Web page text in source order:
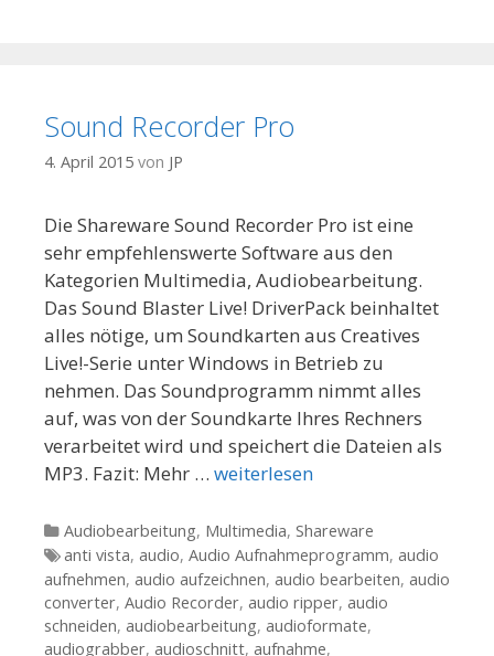
Sound Recorder Pro
4. April 2015 von JP
Die Shareware Sound Recorder Pro ist eine
sehr empfehlenswerte Software aus den
Kategorien Multimedia, Audiobearbeitung.
Das Sound Blaster Live! DriverPack beinhaltet
alles nötige, um Soundkarten aus Creatives
Live!-Serie unter Windows in Betrieb zu
nehmen. Das Soundprogramm nimmt alles
auf, was von der Soundkarte Ihres Rechners
verarbeitet wird und speichert die Dateien als
MP3. Fazit: Mehr … weiterlesen
Kategorien
Audiobearbeitung, Multimedia, Shareware
Tags
anti vista, audio, Audio Aufnahmeprogramm, audio
aufnehmen, audio aufzeichnen, audio bearbeiten, audio
converter, Audio Recorder, audio ripper, audio
schneiden, audiobearbeitung, audioformate,
audiograbber, audioschnitt, aufnahme,